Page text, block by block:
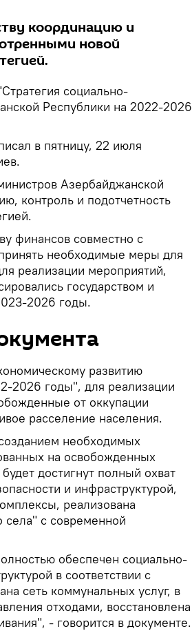
координацию и
новой
социально-
Республики на 2022-2026
в пятницу, 22 июля
Азербайджанской
контроль и подотчетность
финансов совместно с
необходимые меры для
реализации мероприятий,
государством и
2026 годы.
развитию
2026 годы", для реализации
от оккупации
расселение населения.
необходимых
на освобожденных
достигнут полный охват
и инфраструктурой,
реализована
села" с современной
обеспечен социально-
в соответствии с
сеть коммунальных услуг, в
отходами, восстановлена
- говорится в документе.